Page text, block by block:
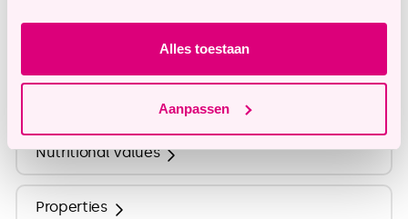
Alles toestaan
Aanpassen
Nutritional Values
Properties